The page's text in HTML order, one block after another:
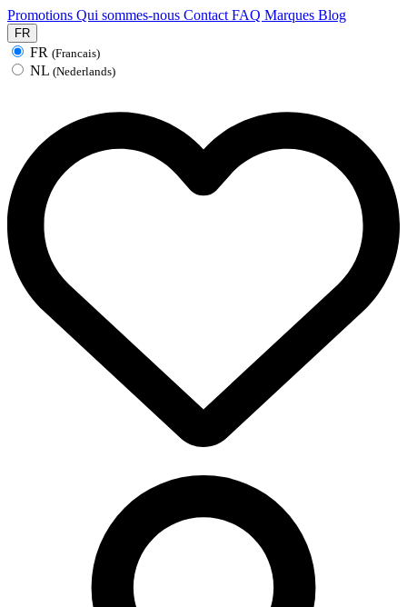
Promotions Qui sommes-nous Contact FAQ Marques Blog
FR
FR (Francais)
NL (Nederlands)